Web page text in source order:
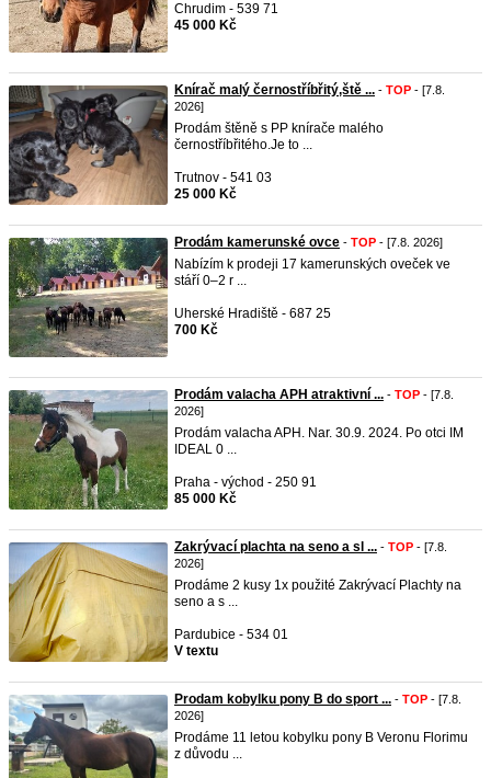
Chrudim - 539 71
45 000 Kč
Knírač malý černostříbřitý,ště ... - TOP - [7.8.
2026]
Prodám štěně s PP knírače malého
černostříbřitého.Je to ...
Trutnov - 541 03
25 000 Kč
Prodám kamerunské ovce - TOP - [7.8. 2026]
Nabízím k prodeji 17 kamerunských oveček ve
stáří 0–2 r ...
Uherské Hradiště - 687 25
700 Kč
Prodám valacha APH atraktivní ... - TOP - [7.8.
2026]
Prodám valacha APH. Nar. 30.9. 2024. Po otci IM
IDEAL 0 ...
Praha - východ - 250 91
85 000 Kč
Zakrývací plachta na seno a sl ... - TOP - [7.8.
2026]
Prodáme 2 kusy 1x použité Zakrývací Plachty na
seno a s ...
Pardubice - 534 01
V textu
Prodam kobylku pony B do sport ... - TOP - [7.8.
2026]
Prodáme 11 letou kobylku pony B Veronu Florimu
z důvodu ...